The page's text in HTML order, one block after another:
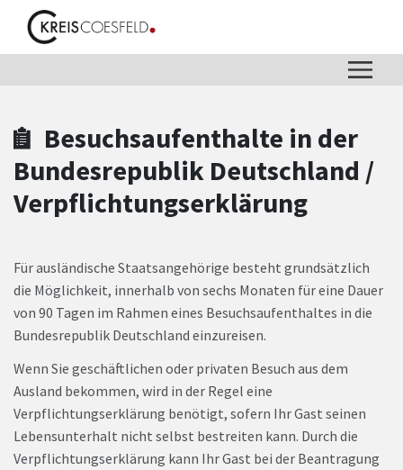
Zum Header
Zum Hauptinhalt
Zum Footer
Zum Hauptinhalt springen
Besuchsaufenthalte in der
Bundesrepublik Deutschland /
Verpflichtungserklärung
Für ausländische Staatsangehörige besteht grundsätzlich
die Möglichkeit, innerhalb von sechs Monaten für eine Dauer
von 90 Tagen im Rahmen eines Besuchsaufenthaltes in die
Bundesrepublik Deutschland einzureisen.
Wenn Sie geschäftlichen oder privaten Besuch aus dem
Ausland bekommen, wird in der Regel eine
Verpflichtungserklärung benötigt, sofern Ihr Gast seinen
Lebensunterhalt nicht selbst bestreiten kann. Durch die
Verpflichtungserklärung kann Ihr Gast bei der Beantragung